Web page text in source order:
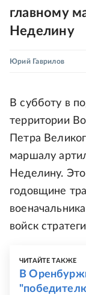
главному
Неделину
Юрий Гаврилов
В субботу в
территории
Петра
маршалу
Неделину.
годовщине
войск
ЧИТАЙТЕ ТАКЖЕ
В